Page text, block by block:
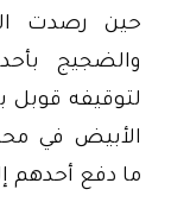
حين رصدت
والضجيج
لتوقيفه
الأبيض في
ما دفع أحدهم